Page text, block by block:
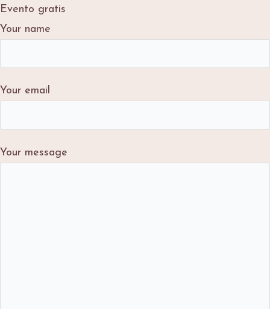
Evento gratis
Your name
Your email
Your message